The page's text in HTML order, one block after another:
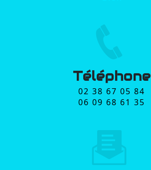
Téléphone
02 38 67 05 84
06 09 68 61 35